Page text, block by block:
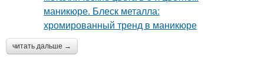
читать дальше →